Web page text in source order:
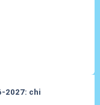
2027: chi